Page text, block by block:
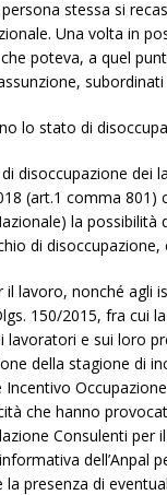
stessa si
Una volta in
poteva, a quel
lo stato di
disoccupazione dei
(art.1 comma
la possibilità
di disoccupazione,
lavoro, nonché agli
150/2015, fra cui
e sui loro
della stagione di
Incentivo
che hanno
Consulenti per
dell’Anpal
la presenza di